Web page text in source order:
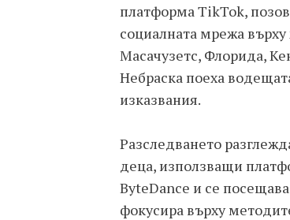
платформа TikTok,
социалната мрежа
Масачузетс, Флорида,
Небраска поеха
изказвания.
Разследването
деца, използващи
ByteDance и се
фокусира върху